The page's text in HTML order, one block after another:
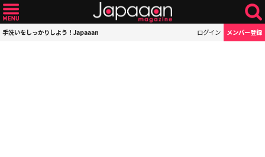
手洗いをしっかりしよう！Japaaan ログイン メンバー登録